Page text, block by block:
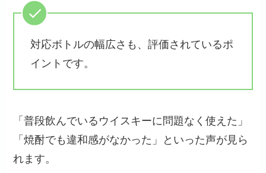
対応ボトルの幅広さも、評価されているポ
イントです。
「普段飲んでいるウイスキーに問題なく使えた」
「焼酎でも違和感がなかった」といった声が見ら
れます。